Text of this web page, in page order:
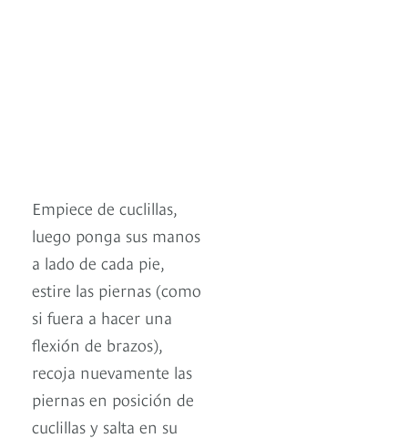
Empiece de cuclillas,
luego ponga sus manos
a lado de cada pie,
estire las piernas (como
si fuera a hacer una
flexión de brazos),
recoja nuevamente las
piernas en posición de
cuclillas y salta en su